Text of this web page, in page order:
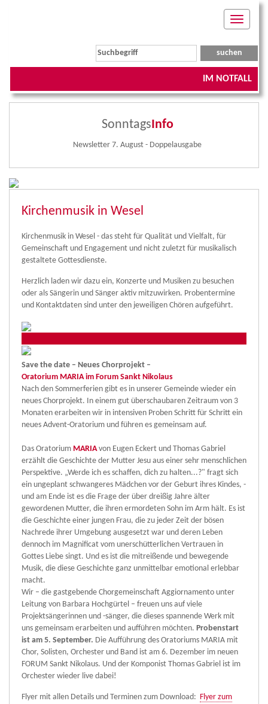
Toggle
IM NOTFALL
SonntagsInfo
Newsletter 7. August - Doppelausgabe
Kirchenmusik in Wesel
Kirchenmusik in Wesel - das steht für Qualität und Vielfalt, für
Gemeinschaft und Engagement und nicht zuletzt für musikalisch
gestaltete Gottesdienste.
Herzlich laden wir dazu ein, Konzerte und Musiken zu besuchen
oder als Sängerin und Sänger aktiv mitzuwirken. Probentermine
und Kontaktdaten sind unter den jeweiligen Chören aufgeführt.
Save the date – Neues Chorprojekt –
Oratorium MARIA im Forum Sankt Nikolaus
Nach den Sommerferien gibt es in unserer Gemeinde wieder ein
neues Chorprojekt. In einem gut überschaubaren Zeitraum von 3
Monaten erarbeiten wir in intensiven Proben Schritt für Schritt ein
neues Advent-Oratorium und führen es gemeinsam auf.
Das Oratorium MARIAvon Eugen Eckert und Thomas Gabriel
erzählt die Geschichte der Mutter Jesu aus einer sehr menschlichen
Perspektive. „Werde ich es schaffen, dich zu halten...?" fragt sich
ein ungeplant schwangeres Mädchen vor der Geburt ihres Kindes, -
und am Ende ist es die Frage der über dreißig Jahre älter
gewordenen Mutter, die ihren ermordeten Sohn im Arm hält. Es ist
die Geschichte einer jungen Frau, die zu jeder Zeit der bösen
Nachrede ihrer Umgebung ausgesetzt war und deren Leben
dennoch im Magnificat vom unerschütterlichen Vertrauen in
Gottes Liebe singt. Und es ist die mitreißende und bewegende
Musik, die diese Geschichte ganz unmittelbar emotional erlebbar
macht.
Wir – die gastgebende Chorgemeinschaft Aggiornamento unter
Leitung von Barbara Hochgürtel – freuen uns auf viele
Projektsängerinnen und -sänger, die dieses spannende Werk mit
uns gemeinsam erarbeiten und aufführen möchten. Probenstart
ist am 5. September. Die Aufführung des Oratoriums MARIA mit
Chor, Solisten, Orchester und Band ist am 6. Dezember im neuen
FORUM Sankt Nikolaus. Und der Komponist Thomas Gabriel ist im
Orchester wieder live dabei!
Flyer mit allen Details und Terminen zum Download: Flyer zum